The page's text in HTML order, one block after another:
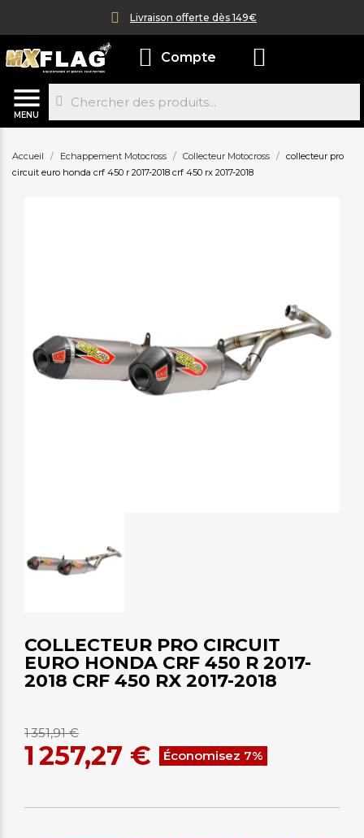
Livraison offerte dès 149€
MENU
Compte
Accueil Echappement Motocross Collecteur Motocross
collecteur pro
circuit euro honda crf 450 r 2017-2018 crf 450 rx 2017-2018
COLLECTEUR PRO CIRCUIT
EURO HONDA CRF 450 R 2017-
2018 CRF 450 RX 2017-2018
1 351,91 €
1 257,27 € Économisez 7%